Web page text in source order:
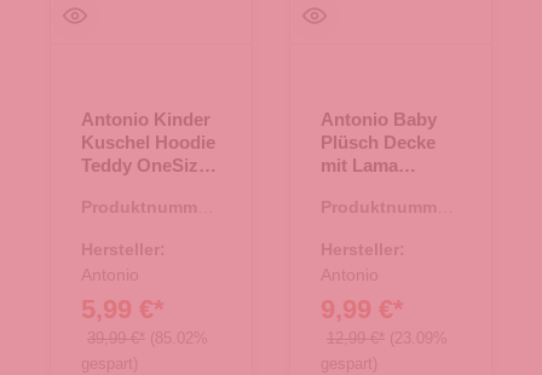
Antonio Kinder
Kuschel Hoodie
Teddy OneSize
Produktnummer:
Hersteller:
Antonio
5,99 €*
39,99 €* (85.02%
gespart)
Antonio Baby
Plüsch Decke
mit Lama
Produktnummer:
Hersteller:
Antonio
9,99 €*
12,99 €* (23.09%
gespart)